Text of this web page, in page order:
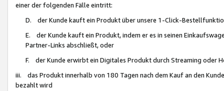
einer der folgenden Fälle eintritt:
D. der Kunde kauft ein Produkt über unsere 1-Click-
E. der Kunde kauft ein Produkt, indem er es in seinen
Partner-Links abschließt, oder
F. der Kunde erwirbt ein Digitales Produkt durch Streaming oder
iii. das Produkt innerhalb von 180 Tagen nach dem Kauf an den
bezahlt wird